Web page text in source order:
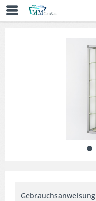
Übersicht
Gebrauchsanweisung